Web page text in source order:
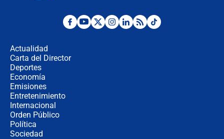
Desde dermatitis hasta infecciones:
Actualidad
Carta del Director
Deportes
Economía
Emisiones
Entretenimiento
Internacional
Orden Público
Política
Sociedad